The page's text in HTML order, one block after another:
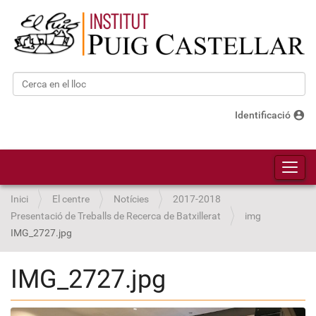
Cerca
Identificació account_circle
Inici El centre Notícies
2017-2018
Presentació de Treballs de Recerca de Batxillerat
img
IMG_2727.jpg
IMG_2727.jpg